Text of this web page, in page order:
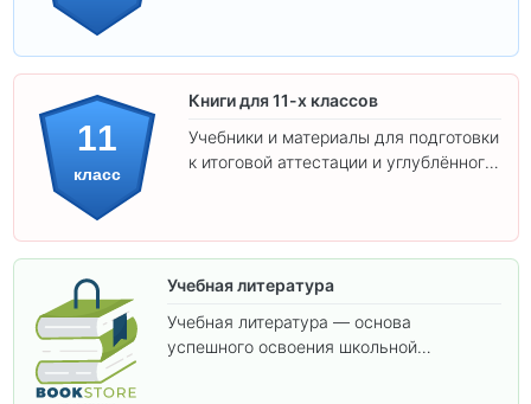
11
класс
Книги для 11-х классов
Учебники и материалы для подготовки
к итоговой аттестации и углублённого
Учебная литература
Учебная литература — основа
успешного освоения школьной